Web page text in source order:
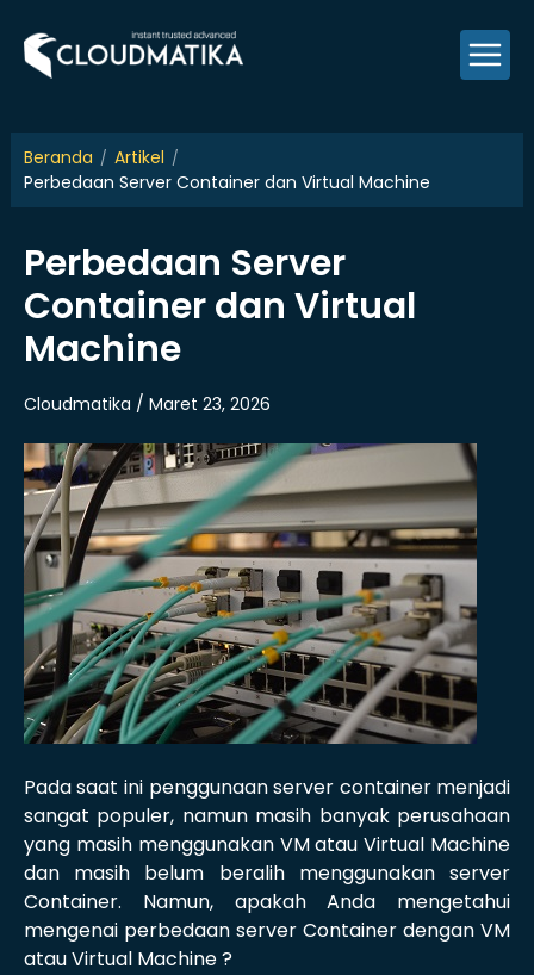
content
Beranda
Artikel
Perbedaan Server Container dan Virtual Machine
Perbedaan Server
Container dan Virtual
Machine
Cloudmatika / Maret 23, 2026
Pada saat ini penggunaan server container menjadi
sangat populer, namun masih banyak perusahaan
yang masih menggunakan VM atau Virtual Machine
dan masih belum beralih menggunakan server
Container. Namun, apakah Anda mengetahui
mengenai perbedaan server Container dengan VM
atau Virtual Machine ?